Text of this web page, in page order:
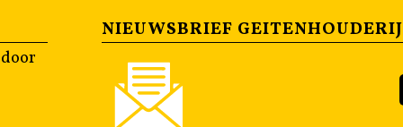
NIEUWSBRIEF GEITENHOUDERIJ